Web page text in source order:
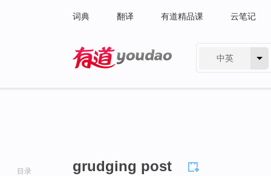
词典 翻译 有道精品课 云笔记
中英
目录 grudging post